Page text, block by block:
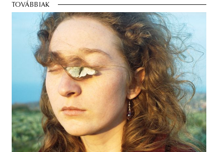
TOVÁBBIAK